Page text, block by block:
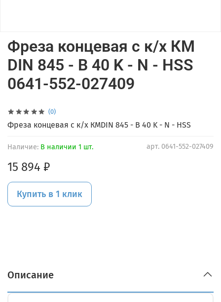
(0)
арт. 0641-552-027409
Наличие: В наличии 1 шт.
Фреза концевая с к/х КМ
DIN 845 - B 40 K - N - HSS
0641-552-027409
15 894 ₽
Купить в 1 клик
Фреза концевая с к/х КМDIN 845 - B 40 K - N - HSS
Описание